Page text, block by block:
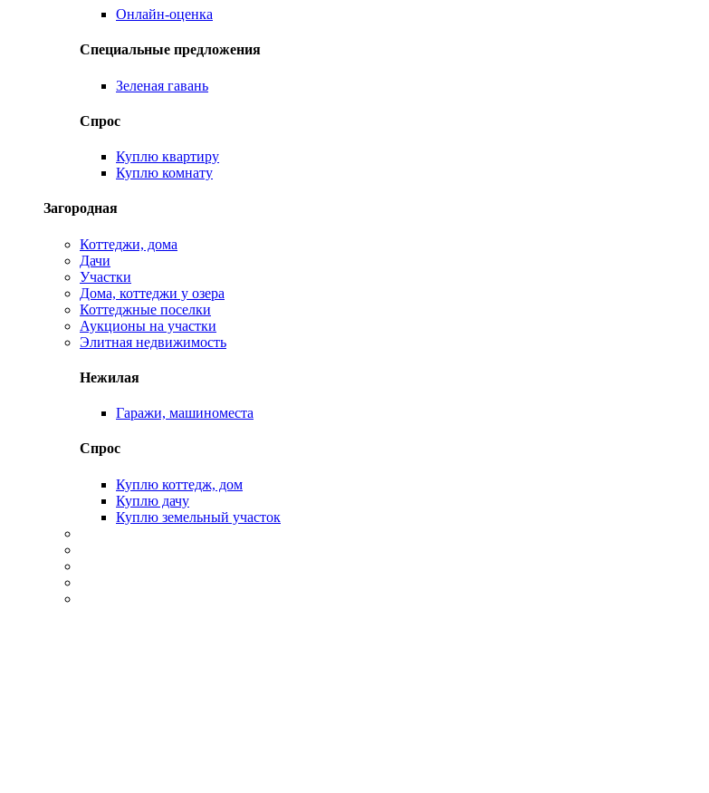
Онлайн-оценка
Специальные предложения
Зеленая гавань
Спрос
Куплю квартиру
Куплю комнату
Загородная
Коттеджи, дома
Дачи
Участки
Дома, коттеджи у озера
Коттеджные поселки
Аукционы на участки
Элитная недвижимость
Нежилая
Гаражи, машиноместа
Спрос
Куплю коттедж, дом
Куплю дачу
Куплю земельный участок